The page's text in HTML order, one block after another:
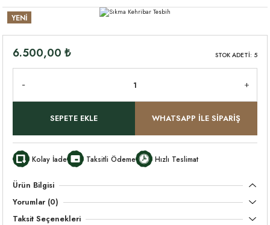
YENİ
6.500,00 ₺ STOK ADETİ: 5
SEPETE EKLE WHATSAPP İLE SİPARİŞ
Kolay İade Taksitli Ödeme Hızlı Teslimat
Ürün Bilgisi
Yorumlar (0)
Taksit Seçenekleri